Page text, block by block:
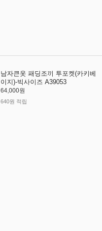
남자큰옷 패딩조끼 투포켓(카키베
이지)-빅사이즈 A39053
64,000원
640원 적립